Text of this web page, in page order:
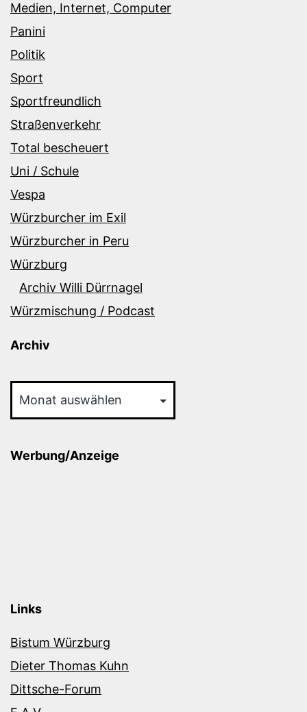
Medien, Internet, Computer
Panini
Politik
Sport
Sportfreundlich
Straßenverkehr
Total bescheuert
Uni / Schule
Vespa
Würzburcher im Exil
Würzburcher in Peru
Würzburg
Archiv Willi Dürrnagel
Würzmischung / Podcast
Archiv
Werbung/Anzeige
Links
Bistum Würzburg
Dieter Thomas Kuhn
Dittsche-Forum